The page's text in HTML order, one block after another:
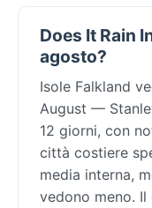
Does It Rain
agosto?
Isole Falkland
August —
12 giorni, con
città costiere
media interna,
vedono meno.